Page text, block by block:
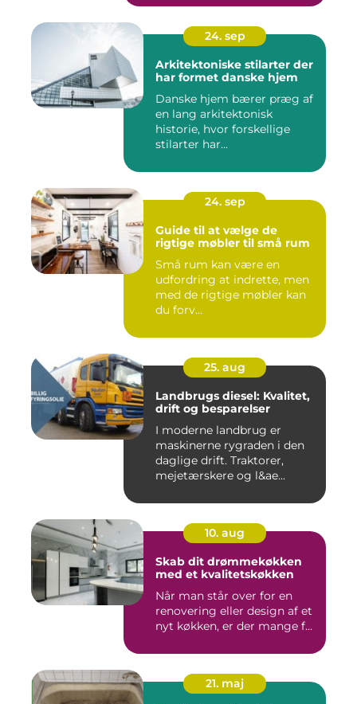
24. sep
Arkitektoniske stilarter der
har formet danske hjem
Danske hjem bærer præg af
en lang arkitektonisk
historie, hvor forskellige
stilarter har...
24. sep
Guide til at vælge de
rigtige møbler til små rum
Små rum kan være en
udfordring at indrette, men
med de rigtige møbler kan
du forv...
25. aug
Landbrugs diesel: Kvalitet,
drift og besparelser
I moderne landbrug er
maskinerne rygraden i den
daglige drift. Traktorer,
mejetærskere og l&ae...
10. aug
Skab dit drømmekøkken
med et kvalitetskøkken
Når man står over for en
renovering eller design af et
nyt køkken, er der mange f...
21. maj